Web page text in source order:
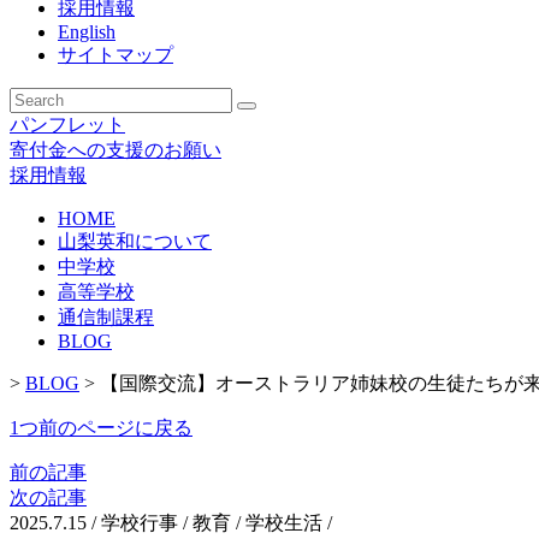
採用情報
English
サイトマップ
パンフレット
寄付金への支援のお願い
採用情報
HOME
山梨英和について
中学校
高等学校
通信制課程
BLOG
> BLOG > 【国際交流】オーストラリア姉妹校の生徒たちが
1つ前のページに戻る
前の記事
次の記事
2025.7.15 /学校行事 / 教育 / 学校生活 /